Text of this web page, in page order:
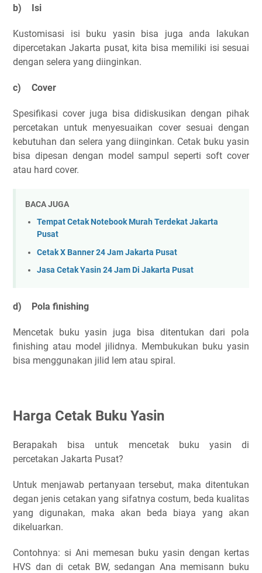
b) Isi
Kustomisasi isi buku yasin bisa juga anda lakukan
dipercetakan Jakarta pusat, kita bisa memiliki isi sesuai
dengan selera yang diinginkan.
c) Cover
Spesifikasi cover juga bisa didiskusikan dengan pihak
percetakan untuk menyesuaikan cover sesuai dengan
kebutuhan dan selera yang diinginkan. Cetak buku yasin
bisa dipesan dengan model sampul seperti soft cover
atau hard cover.
BACA JUGA
Tempat Cetak Notebook Murah Terdekat Jakarta
Pusat
Cetak X Banner 24 Jam Jakarta Pusat
Jasa Cetak Yasin 24 Jam Di Jakarta Pusat
d) Pola finishing
Mencetak buku yasin juga bisa ditentukan dari pola
finishing atau model jilidnya. Membukukan buku yasin
bisa menggunakan jilid lem atau spiral.
Harga Cetak Buku Yasin
Berapakah bisa untuk mencetak buku yasin di
percetakan Jakarta Pusat?
Untuk menjawab pertanyaan tersebut, maka ditentukan
degan jenis cetakan yang sifatnya costum, beda kualitas
yang digunakan, maka akan beda biaya yang akan
dikeluarkan.
Contohnya: si Ani memesan buku yasin dengan kertas
HVS dan di cetak BW, sedangan Ana memisann buku